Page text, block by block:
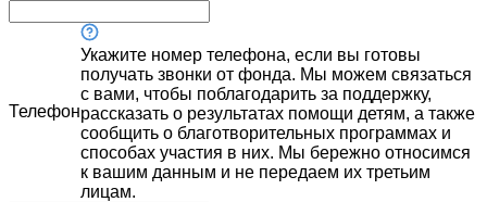
Телефон
Укажите номер телефона, если вы готовы
получать звонки от фонда. Мы можем связаться
с вами, чтобы поблагодарить за поддержку,
рассказать о результатах помощи детям, а также
сообщить о благотворительных программах и
способах участия в них. Мы бережно относимся
к вашим данным и не передаем их третьим
лицам.